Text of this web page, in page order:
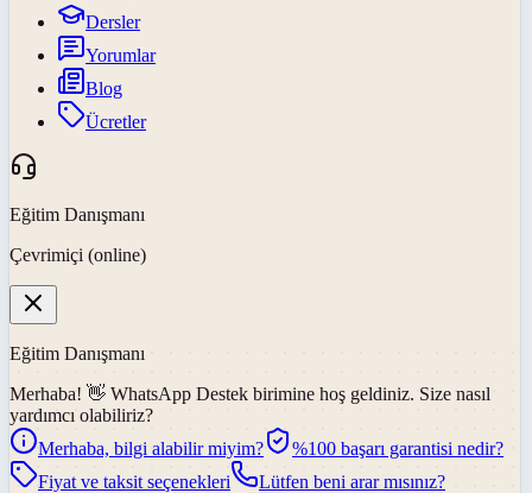
Dersler
Yorumlar
Blog
Ücretler
Eğitim Danışmanı
Çevrimiçi (online)
Eğitim Danışmanı
Merhaba! 👋 WhatsApp Destek birimine hoş geldiniz. Size nasıl
yardımcı olabiliriz?
Merhaba, bilgi alabilir miyim?
%100 başarı garantisi nedir?
Fiyat ve taksit seçenekleri
Lütfen beni arar mısınız?